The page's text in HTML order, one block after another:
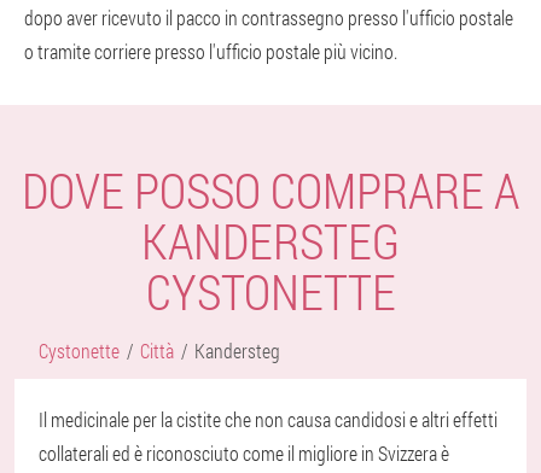
dopo aver ricevuto il pacco in contrassegno presso l'ufficio postale
o tramite corriere presso l'ufficio postale più vicino.
DOVE POSSO COMPRARE A
KANDERSTEG
CYSTONETTE
Cystonette Città Kandersteg
Il medicinale per la cistite che non causa candidosi e altri effetti
collaterali ed è riconosciuto come il migliore in Svizzera è